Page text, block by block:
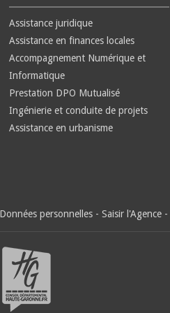
Assistance juridique
Assistance en finances locales
Accompagnement Numérique et
Informatique
Prestation DPO Mutualisé
Ingénierie et conduite de projets
Assistance en urbanisme
Données personnelles - Saisir l'Agence -